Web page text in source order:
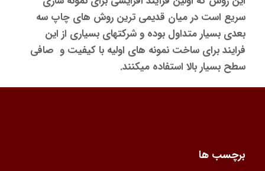
سریع است در میان قدیمی ترین روش های چاپ سه
بعدی بسیار متداول بوده و شرکتهای بسیاری از این
فرایند برای ساخت نمونه های اولیه با کیفیت و صافی
سطح بسیار بالا استفاده میکنند.
برچسب ها